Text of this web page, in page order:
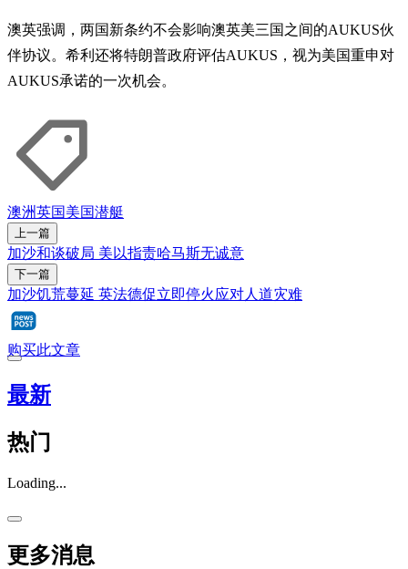
澳英强调，两国新条约不会影响澳英美三国之间的AUKUS伙
伴协议。希利还将特朗普政府评估AUKUS，视为美国重申对
AUKUS承诺的一次机会。
澳洲英国美国潜艇
上一篇
加沙和谈破局 美以指责哈马斯无诚意
下一篇
加沙饥荒蔓延 英法德促立即停火应对人道灾难
购买此文章
最新
热门
Loading...
更多消息